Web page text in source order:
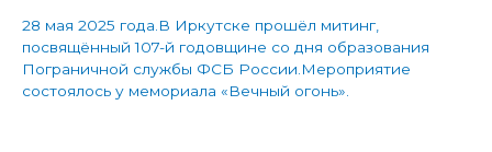
28 мая 2025 года.В Иркутске прошёл митинг,
посвящённый 107-й годовщине со дня образования
Пограничной службы ФСБ России.Мероприятие
состоялось у мемориала «Вечный огонь».